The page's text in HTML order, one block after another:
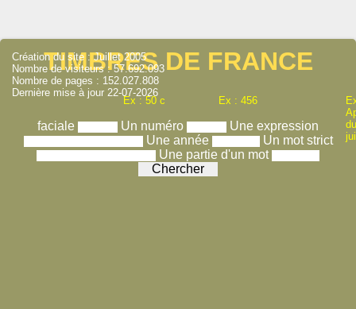
TIMBRES DE FRANCE
Ex : 50 c Ex : 456
faciale Un numéro
Une expression
Une année
Un mot strict
Une partie d'un mot
Création du site : Juillet 2005
Nombre de visiteurs : 57.692.093
Nombre de pages : 152.027.808
Dernière mise à jour 22-07-2026